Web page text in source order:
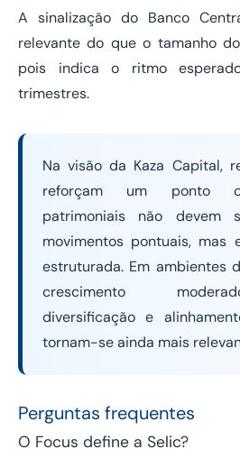
A sinalização do Banco
relevante do que o tamanho
pois indica o ritmo
trimestres.
Na visão da Kaza Capital,
reforçam um ponto
patrimoniais não devem
movimentos pontuais, mas
estruturada. Em ambientes
crescimento
diversificação e
tornam-se ainda mais
Perguntas frequentes
O Focus define a Selic?